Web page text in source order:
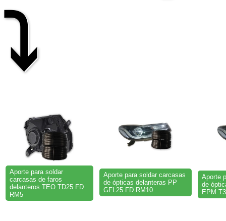
⤵
Aporte para soldar
carcasas de faros
delanteros TEO TD25 FD
RM5
Aporte para soldar carcasas
de ópticas delanteras PP
GFL25 FD RM10
Aporte
de
EPM